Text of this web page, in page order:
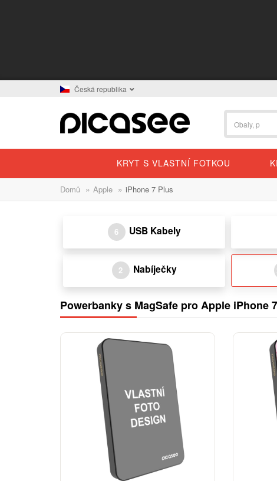
Česká republika
KRYT S VLASTNÍ FOTKOU
Domů » Apple » iPhone 7 Plus
6 USB Kabely
2 Nabíječky
Powerbanky s MagSafe pro Apple iPhone